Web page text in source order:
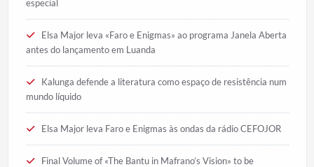
especial
Elsa Major leva «Faro e Enigmas» ao programa Janela Aberta
antes do lançamento em Luanda
Kalunga defende a literatura como espaço de resistência num
mundo líquido
Elsa Major leva Faro e Enigmas às ondas da rádio CEFOJOR
Final Volume of «The Bantu in Mafrano’s Vision» to be